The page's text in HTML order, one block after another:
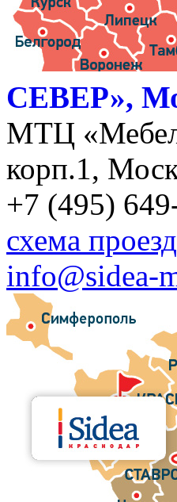
СЕВЕР»,
МТЦ
корп.1,
+7 (495)
схема
info@sidea-